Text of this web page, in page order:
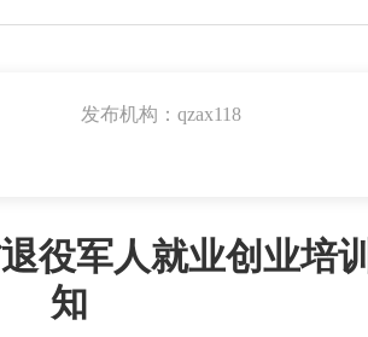
发布机构：qzax118
役军人就业创业培
知